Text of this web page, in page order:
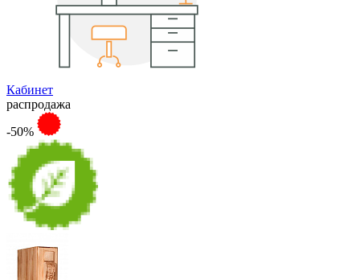
Кабинет
распродажа
-50%